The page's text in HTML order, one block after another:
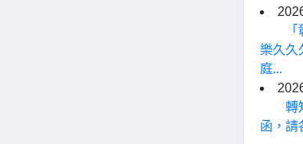
樂久久
庭...
轉
函，請